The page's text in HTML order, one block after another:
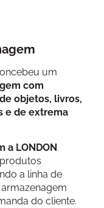
um
com
objetos, livros,
e de extrema
a LONDON
a linha de
do cliente.